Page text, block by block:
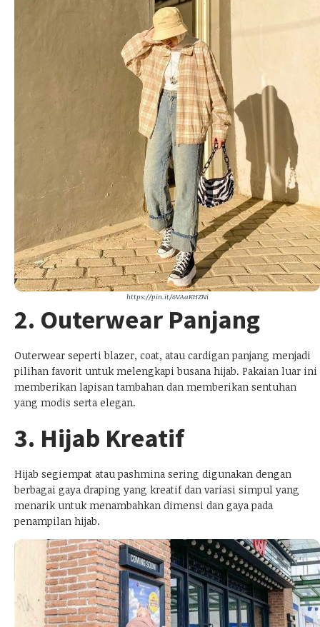
https://pin.it/6VAaKHZNi
2. Outerwear Panjang
Outerwear seperti blazer, coat, atau cardigan panjang menjadi
pilihan favorit untuk melengkapi busana hijab. Pakaian luar ini
memberikan lapisan tambahan dan memberikan sentuhan
yang modis serta elegan.
3. Hijab Kreatif
Hijab segiempat atau pashmina sering digunakan dengan
berbagai gaya draping yang kreatif dan variasi simpul yang
menarik untuk menambahkan dimensi dan gaya pada
penampilan hijab.